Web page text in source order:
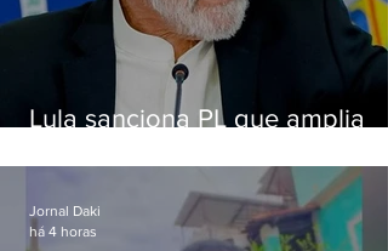
Lula sanciona PL que amplia
crianças
Jornal Daki
há 4 horas